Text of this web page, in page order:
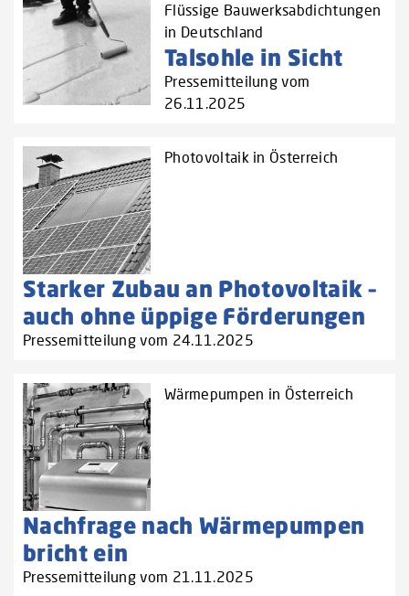
Flüssige Bauwerksabdichtungen
in Deutschland
Talsohle in Sicht
Pressemitteilung vom
26.11.2025
Photovoltaik in Österreich
Starker Zubau an Photovoltaik –
auch ohne üppige Förderungen
Pressemitteilung vom 24.11.2025
Wärmepumpen in Österreich
Nachfrage nach Wärmepumpen
bricht ein
Pressemitteilung vom 21.11.2025